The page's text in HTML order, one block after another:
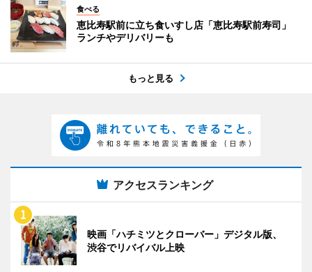
食べる
恵比寿駅前に立ち食いすし店「恵比寿駅前寿司」
ランチやデリバリーも
もっと見る
アクセスランキング
映画「ハチミツとクローバー」デジタル版、
渋谷でリバイバル上映